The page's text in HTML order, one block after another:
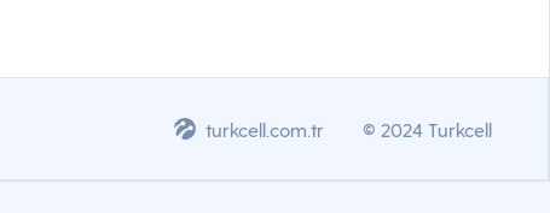
turkcell.com.tr © 2024 Turkcell